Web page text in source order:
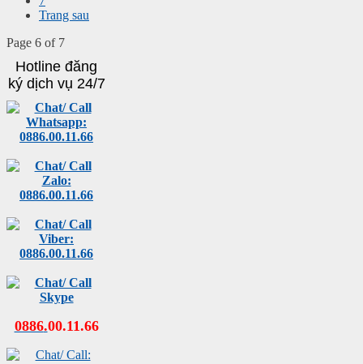
Trang sau
Page 6 of 7
Hotline đăng
ký dịch vụ 24/7
0886.00.11.66